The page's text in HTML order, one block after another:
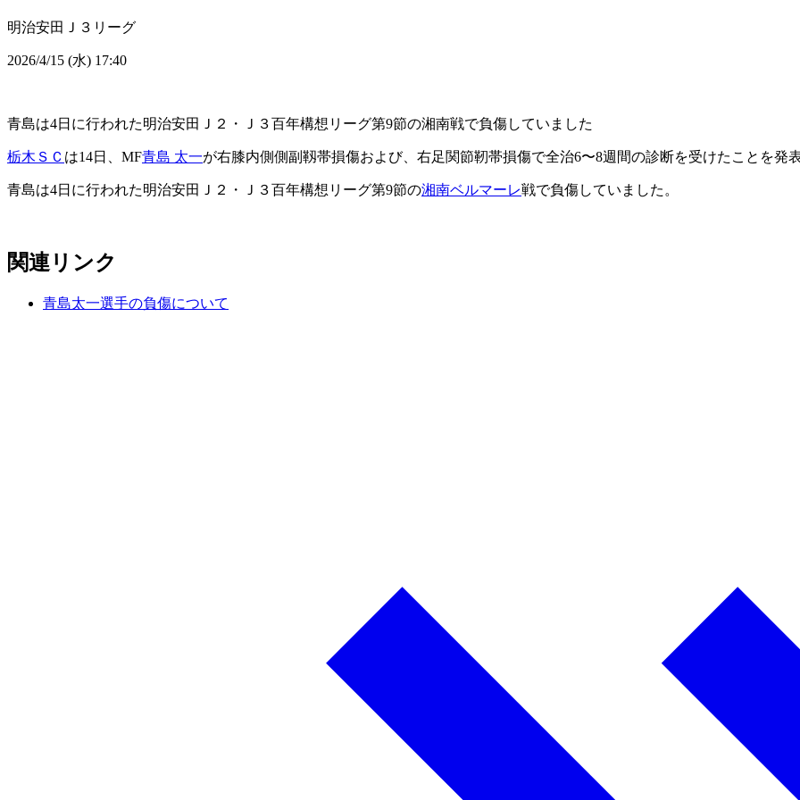
明治安田Ｊ３リーグ
2026/4/15 (水) 17:40
青島は4日に行われた明治安田Ｊ２・Ｊ３百年構想リーグ第9節の湘南戦で負傷していました
栃木ＳＣ は14日、MF青島 太一が右膝内側側副靱帯損傷および、右足関節靭帯損傷で全治6〜8週間の診断を受けたことを発
青島は4日に行われた明治安田Ｊ２・Ｊ３百年構想リーグ第9節の湘南ベルマーレ戦で負傷していました。
関連リンク
青島太一選手の負傷について